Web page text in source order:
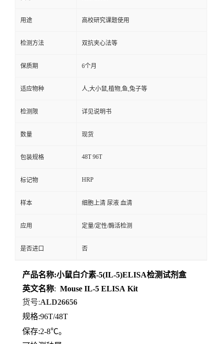
用途 高校研究课题使用
检测方法 双抗夹心法等
保质期 6个月
适应物种 人,大小鼠,植物,鱼,兔子等
检测限 详见说明书
数量 现货
包装规格 48T 96T
标记物 HRP
样本 细胞上清 尿液 血清
应用 定量/定性/酶活检测
是否进口 否
产品名称:小鼠白介素-5(IL-5)ELISA检测试剂盒
英文名称: Mouse IL-5 ELISA Kit
货号:ALD26656
规格:96T/48T
保存:2-8℃。